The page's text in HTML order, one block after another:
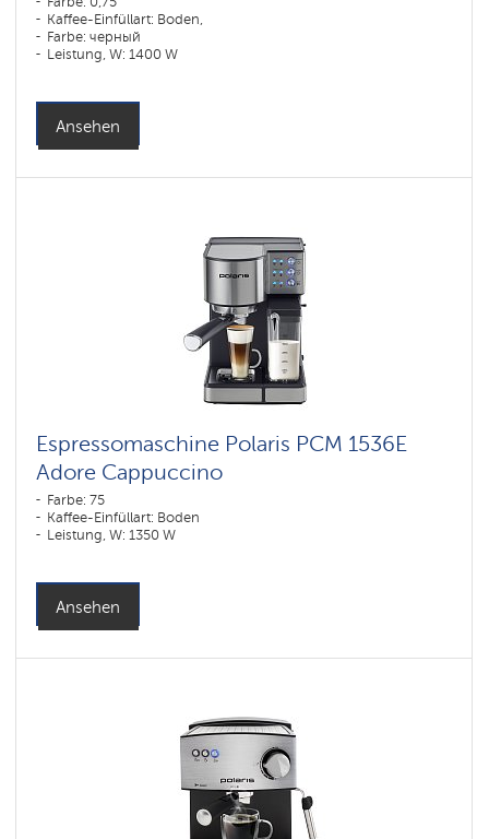
Kaffee-Einfüllart: Boden,
Farbe: черный
Leistung, W: 1400 W
Ansehen
Espressomaschine Polaris PCM 1536E
Adore Cappuccino
Farbe: 75
Kaffee-Einfüllart: Boden
Leistung, W: 1350 W
Ansehen